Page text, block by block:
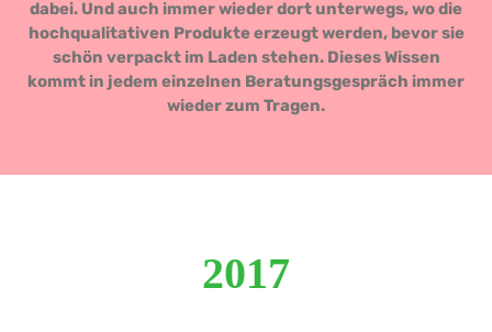
dabei. Und auch immer wieder dort unterwegs, wo die
hochqualitativen Produkte erzeugt werden, bevor sie
schön verpackt im Laden stehen. Dieses Wissen
kommt in jedem einzelnen Beratungsgespräch immer
wieder zum Tragen.
2017